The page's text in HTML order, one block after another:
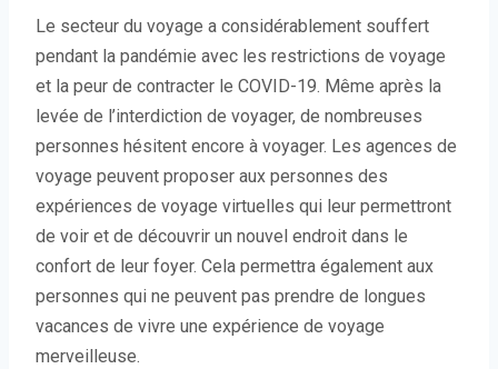
Le secteur du voyage a considérablement souffert
pendant la pandémie avec les restrictions de voyage
et la peur de contracter le COVID-19. Même après la
levée de l’interdiction de voyager, de nombreuses
personnes hésitent encore à voyager. Les agences de
voyage peuvent proposer aux personnes des
expériences de voyage virtuelles qui leur permettront
de voir et de découvrir un nouvel endroit dans le
confort de leur foyer. Cela permettra également aux
personnes qui ne peuvent pas prendre de longues
vacances de vivre une expérience de voyage
merveilleuse.